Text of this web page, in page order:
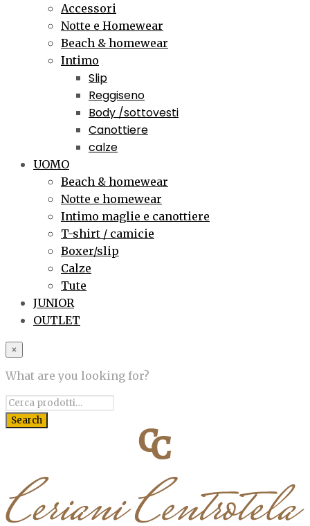
Accessori
Notte e Homewear
Beach & homewear
Intimo
Slip
Reggiseno
Body /sottovesti
Canottiere
calze
UOMO
Beach & homewear
Notte e homewear
Intimo maglie e canottiere
T-shirt / camicie
Boxer/slip
Calze
Tute
JUNIOR
OUTLET
×
What are you looking for?